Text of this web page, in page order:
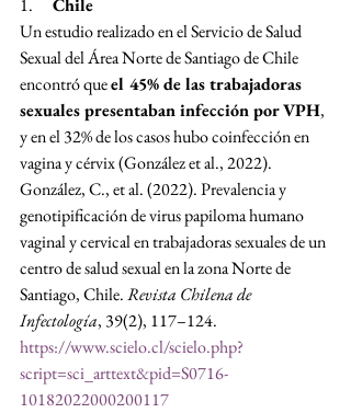
1. Chile
Un estudio realizado en el Servicio de Salud
Sexual del Área Norte de Santiago de Chile
encontró que el 45% de las trabajadoras
sexuales presentaban infección por VPH,
y en el 32% de los casos hubo coinfección en
vagina y cérvix (González et al., 2022).
González, C., et al. (2022). Prevalencia y
genotipificación de virus papiloma humano
vaginal y cervical en trabajadoras sexuales de un
centro de salud sexual en la zona Norte de
Santiago, Chile. Revista Chilena de
Infectología, 39(2), 117–124.
https://www.scielo.cl/scielo.php?
script=sci_arttext&pid=S0716-
10182022000200117